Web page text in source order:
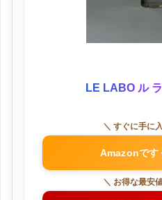
LE LABO ル
＼ すぐに手に
Amazonです
＼ お得な最安